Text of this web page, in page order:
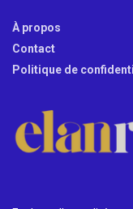
À propos
Contact
Politique de